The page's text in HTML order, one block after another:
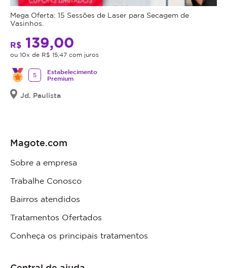
Mega Oferta: 15 Sessões de Laser para Secagem de
Vasinhos.
R$ 139,00
ou 10x de R$ 15,47 com juros
5
Estabelecimento
Premium
Jd. Paulista
Magote.com
Sobre a empresa
Trabalhe Conosco
Bairros atendidos
Tratamentos Ofertados
Conheça os principais tratamentos